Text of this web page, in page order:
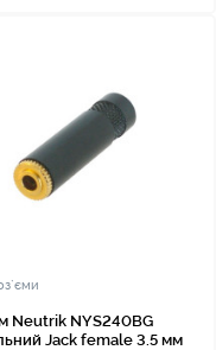
Neutrik NYS240BG
Jack female 3.5 мм